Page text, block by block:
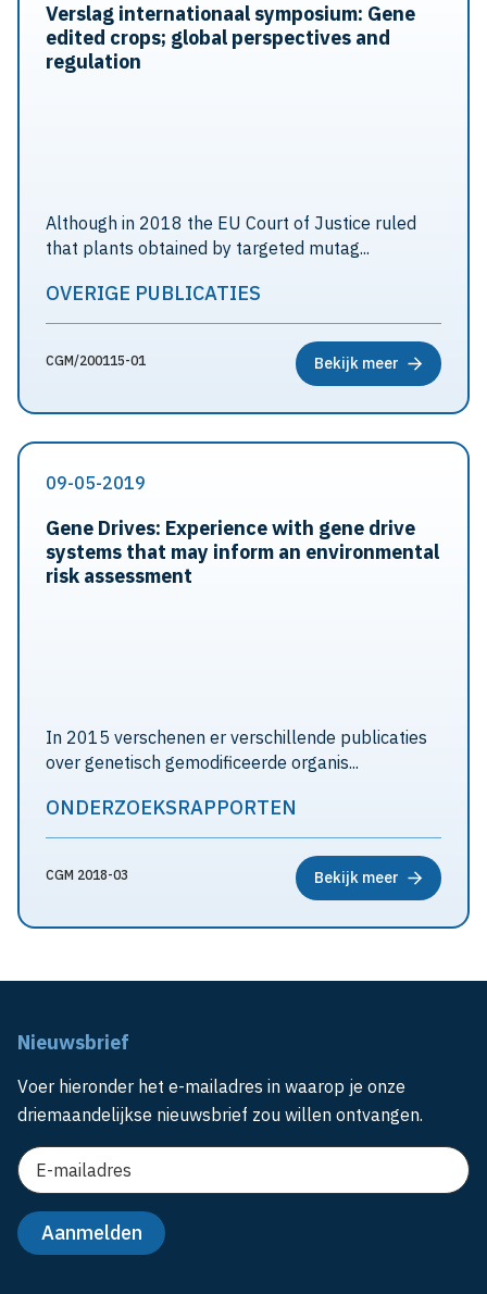
Verslag internationaal symposium: Gene
edited crops; global perspectives and
regulation
Although in 2018 the EU Court of Justice ruled
that plants obtained by targeted mutag...
OVERIGE PUBLICATIES
CGM/200115-01 Bekijk meer
09-05-2019
Gene Drives: Experience with gene drive
systems that may inform an environmental
risk assessment
In 2015 verschenen er verschillende publicaties
over genetisch gemodificeerde organis...
ONDERZOEKSRAPPORTEN
CGM 2018-03 Bekijk meer
Nieuwsbrief
Voer hieronder het e-mailadres in waarop je onze
driemaandelijkse nieuwsbrief zou willen ontvangen.